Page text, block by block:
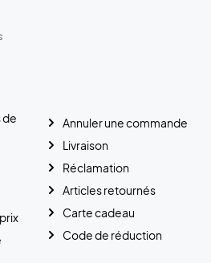
de
Annuler une commande
Livraison
Réclamation
Articles retournés
Carte cadeau
Code de réduction